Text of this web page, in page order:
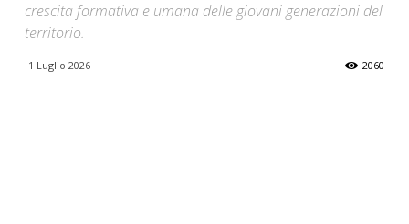
crescita formativa e umana delle giovani generazioni del
territorio.
1 Luglio 2026 2060